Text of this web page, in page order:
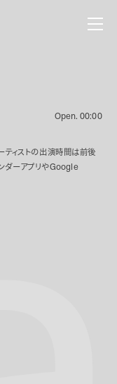
Open. 00:00
ティストの出演時間は前後
ダーアプリやGoogle